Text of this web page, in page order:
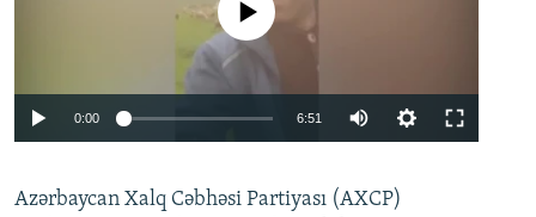
No media source currently available
0:00 6:51
360p
Azərbaycan Xalq Cəbhəsi Partiyası (AXCP)